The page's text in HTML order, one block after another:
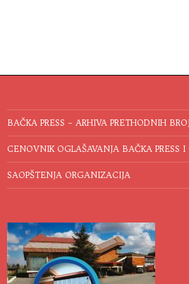
BAČKA PRESS – ARHIVA PRETHODNIH
CENOVNIK OGLAŠAVANJA BAČKA PRESS I
SAOPŠTENJA ORGANIZACIJA